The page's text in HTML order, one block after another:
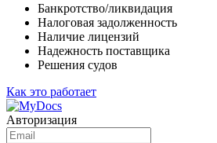
Банкротство/ликвидация
Налоговая задолженность
Наличие лицензий
Надежность поставщика
Решения судов
Как это работает
Авторизация